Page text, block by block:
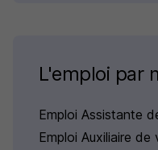
L'emploi par
Emploi Assistante
Emploi Auxiliaire de